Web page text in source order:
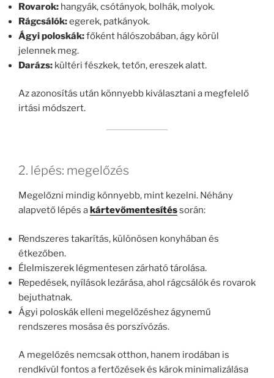
Rovarok: hangyák, csótányok, bolhák, molyok.
Rágcsálók:egerek, patkányok.
Ágyi poloskák:főként hálószobában, ágy körül
jelennek meg.
Darázs: kültéri fészkek, tetőn, ereszek alatt.
Az azonosítás után könnyebb kiválasztani a megfelelő
irtási módszert.
2. lépés: megelőzés
Megelőzni mindig könnyebb, mint kezelni. Néhány
alapvető lépés akártevőmentesítéssorán:
Rendszeres takarítás, különösen konyhában és
étkezőben.
Élelmiszerek légmentesen zárható tárolása.
Repedések, nyílások lezárása, ahol rágcsálók és rovarok
bejuthatnak.
Ágyi poloskák elleni megelőzéshez ágynemű
rendszeres mosása és porszívózás.
A megelőzés nemcsak otthon, hanem irodában is
rendkívül fontos a fertőzések és károk minimalizálása